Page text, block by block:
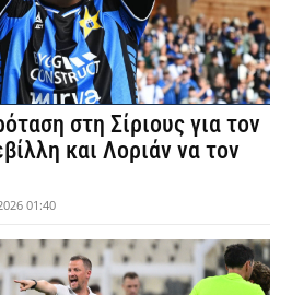
στη Σίριους για τον
και Λοριάν να τον
01:40